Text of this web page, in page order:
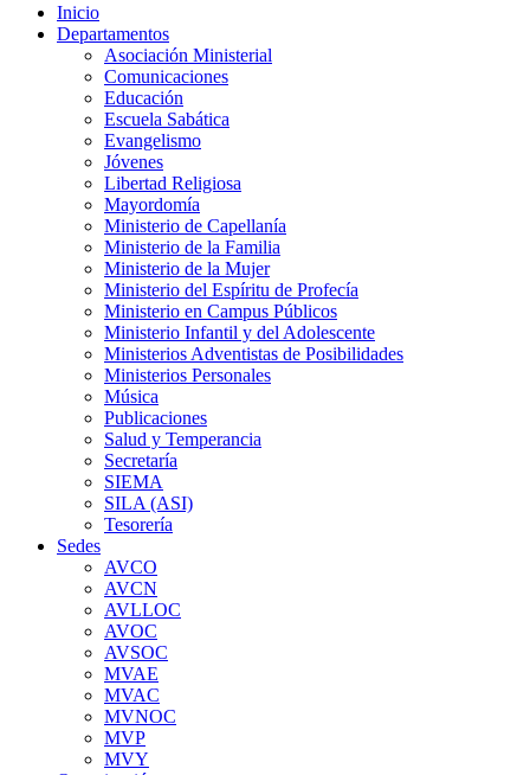
Inicio
Departamentos
Asociación Ministerial
Comunicaciones
Educación
Escuela Sabática
Evangelismo
Jóvenes
Libertad Religiosa
Mayordomía
Ministerio de Capellanía
Ministerio de la Familia
Ministerio de la Mujer
Ministerio del Espíritu de Profecía
Ministerio en Campus Públicos
Ministerio Infantil y del Adolescente
Ministerios Adventistas de Posibilidades
Ministerios Personales
Música
Publicaciones
Salud y Temperancia
Secretaría
SIEMA
SILA (ASI)
Tesorería
Sedes
AVCO
AVCN
AVLLOC
AVOC
AVSOC
MVAE
MVAC
MVNOC
MVP
MVY